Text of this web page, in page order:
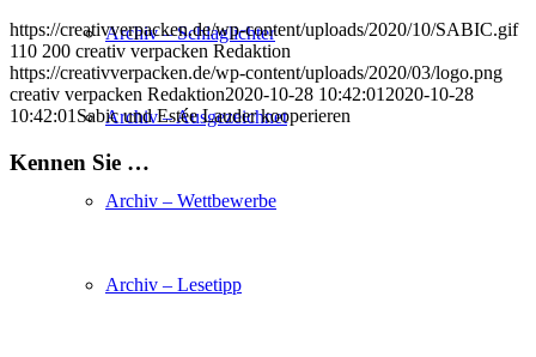
Archiv – Schlaglichter
Archiv – Ausgezeichnet
Archiv – Wettbewerbe
Archiv – Lesetipp
https://creativverpacken.de/wp-content/uploads/2020/10/SABIC.gif
110 200 creativ verpacken Redaktion
https://creativverpacken.de/wp-content/uploads/2020/03/logo.png
creativ verpacken Redaktion2020-10-28 10:42:01 2020-10-28
10:42:01 Sabic und Estée Lauder kooperieren
Kennen Sie …